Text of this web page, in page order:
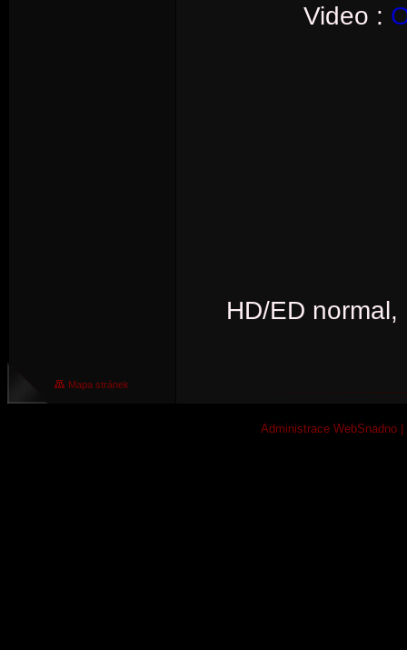
Video :
HD/ED
Mapa stránek
Administrace WebSnadno|